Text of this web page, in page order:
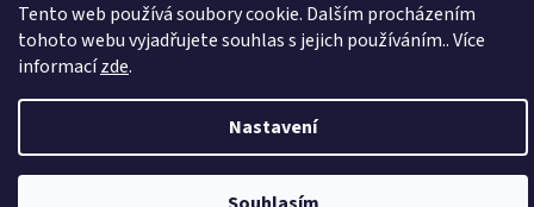
Tento web používá soubory cookie. Dalším procházením
tohoto webu vyjadřujete souhlas s jejich používáním.. Více
informacízde.
Nastavení
Vytvořil Shoptet
Ráj dětských botiček. Všechna práva vyhrazena.